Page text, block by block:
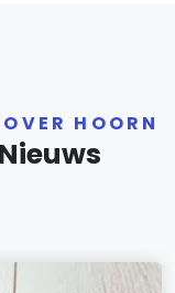
HOORN